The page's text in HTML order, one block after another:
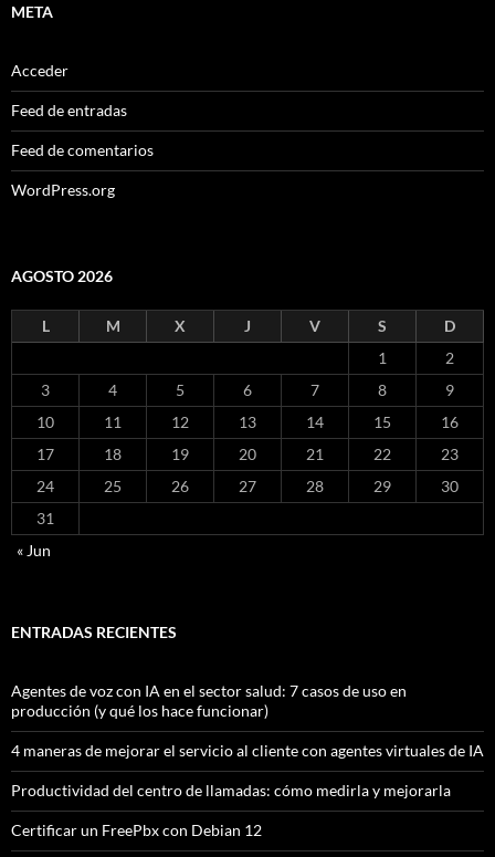
META
Acceder
Feed de entradas
Feed de comentarios
WordPress.org
AGOSTO 2026
L M X J V S
D
1
2
3
4 5 6 7 8
9
10
11 12 13 14 15
16
17
18 19 20 21 22
23
24
25 26 27 28 29
30
31
« Jun
ENTRADAS RECIENTES
Agentes de voz con IA en el sector salud: 7 casos de uso en
producción (y qué los hace funcionar)
4 maneras de mejorar el servicio al cliente con agentes virtuales de IA
Productividad del centro de llamadas: cómo medirla y mejorarla
Certificar un FreePbx con Debian 12